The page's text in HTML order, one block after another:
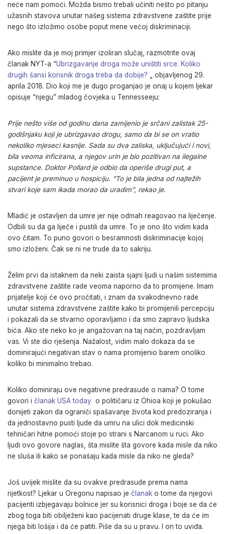
neće nam pomoći. Možda bismo trebali učiniti nešto po pitanju
užasnih stavova unutar našeg sistema zdravstvene zaštite prije
nego što izložimo osobe poput mene većoj diskriminaciji.
Ako mislite da je moj primjer izoliran slučaj, razmotrite ovaj
članak NYT-a “Ubrizgavanje droga može uništiti srce. Koliko
drugih šansi korisnik droga treba da dobije?
„ objavljenog 29.
aprila 2018. Dio koji me je dugo proganjao je onaj u kojem ljekar
opisuje “njegu” mladog čovjeka u Tennesseeju:
Prije nešto više od godinu dana zamijenio je srčani zalistak 25-
godišnjaku koji je ubrizgavao drogu, samo da bi se on vratio
nekoliko mjeseci kasnije. Sada su dva zaliska, uključujući i novi,
bila veoma inficirana, a njegov urin je bio pozitivan na ilegalne
supstance. Doktor Pollard je odbio da operiše drugi put, a
pacijent je preminuo u hospiciju. “To je bila jedna od najtežih
stvari koje sam ikada morao da uradim”, rekao je.
Mladić je ostavljen da umre jer nije odmah reagovao na liječenje.
Odbili su da ga liječe i pustili da umre. To je ono što vidim kada
ovo čitam. To puno govori o besramnosti diskriminacije kojoj
smo izloženi. Čak se ni ne trude da to sakriju.
Želim prvi da istaknem da neki zaista sjajni ljudi u našim sistemima
zdravstvene zaštite rade veoma naporno da to promijene. Imam
prijatelje koji će ovo pročitati, i znam da svakodnevno rade
unutar sistema zdravstvene zaštite kako bi promijenili percepciju
i pokazali da se stvarno oporavljamo i da smo zapravo ljudska
bića. Ako ste neko ko je angažovan na taj način, pozdravljam
vas. Vi ste dio rješenja. Nažalost, vidim malo dokaza da se
dominirajući negativan stav o nama promijenio barem onoliko
koliko bi minimalno trebao.
Koliko dominiraju ove negativne predrasude o nama? O tome
govori i članak USA today o političaru iz Ohioa koji je pokušao
donijeti zakon da ograniči spašavanje života kod predoziranja i
da jednostavno pusti ljude da umru na ulici dok medicinski
tehničari hitne pomoći stoje po strani s Narcanom u ruci. Ako
ljudi ovo govore naglas, šta mislite šta govore kada misle da niko
ne sluša ili kako se ponašaju kada misle da niko ne gleda?
Još uvijek mislite da su ovakve predrasude prema nama
rijetkost? Ljekar u Oregonu napisao je članak o tome da njegovi
pacijenti izbjegavaju bolnice jer su korisnici droga i boje se da će
zbog toga biti obilježeni kao pacijenati druge klase, te da će im
njega biti lošija i da će patiti. Piše da su u pravu. I on to uviđa.